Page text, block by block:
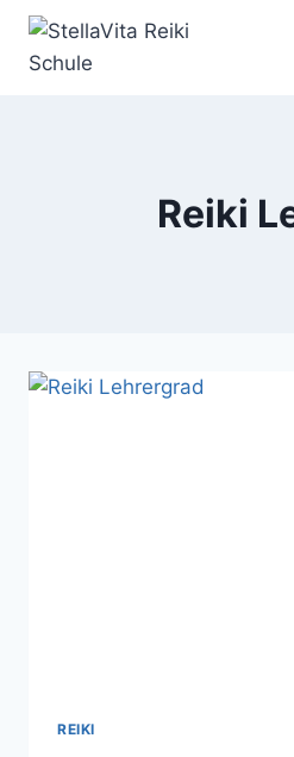
Zum
springen
Reiki
REIKI